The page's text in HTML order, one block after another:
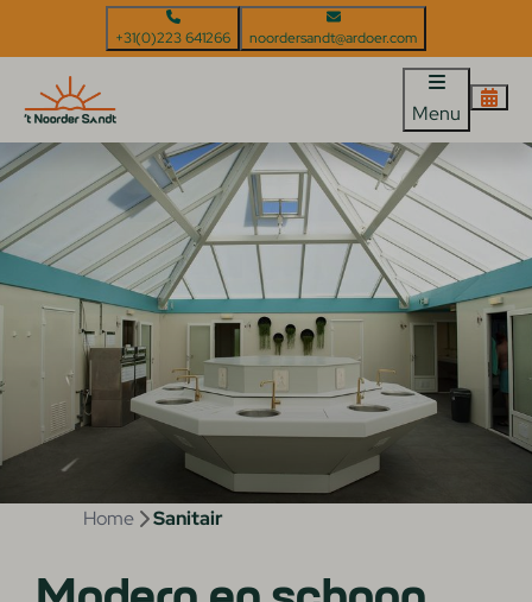
+31(0)223 641266 noordersandt@ardoer.com
Menu
Home Sanitair